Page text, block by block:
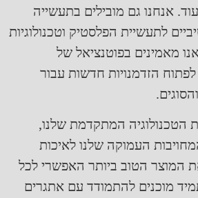
אנחנו גם מובילים בתעשייה
לתעשיית הפלסטיק וטכנולוגיות
מאמינים בפוטנציאל של
הזדמנויות חדשות עבור
הטכנולוגיה המתקדמת שלנו,
העמוקה שלנו לאיכות
המוצר הטוב ביותר האפשרי לכל
מוכנים להתמודד עם אתגרים